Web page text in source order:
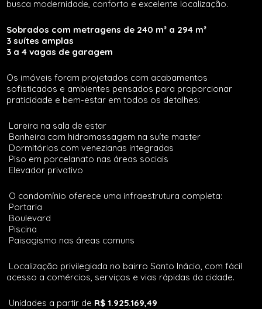
busca modernidade, conforto e excelente localização.
Sobrados com metragens de 240 m² a 294 m²
3 suítes amplas
3 a 4 vagas de garagem
Os imóveis foram projetados com acabamentos
sofisticados e ambientes pensados para proporcionar
praticidade e bem-estar em todos os detalhes:
Lareira na sala de estar
Banheira com hidromassagem na suíte master
Dormitórios com venezianas integradas
Piso em porcelanato nas áreas sociais
Elevador privativo
O condomínio oferece uma infraestrutura completa:
Portaria
Boulevard
Piscina
Paisagismo nas áreas comuns
Localização privilegiada no bairro Santo Inácio, com fácil
acesso a comércios, serviços e vias rápidas da cidade.
Unidades a partir de R$ 1.925.169,49